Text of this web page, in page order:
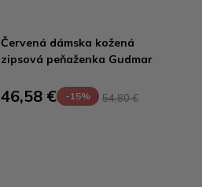
Červená dámska kožená
zipsová peňaženka Gudmar
46,58 € -15% 54,80 €